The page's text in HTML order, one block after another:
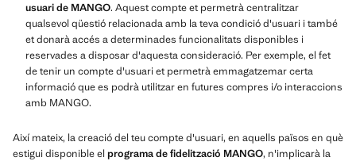
usuari de MANGO. Aquest compte et permetrà centralitzar
qualsevol qüestió relacionada amb la teva condició d'usuari i també
et donarà accés a determinades funcionalitats disponibles i
reservades a disposar d'aquesta consideració. Per exemple, el fet
de tenir un compte d'usuari et permetrà emmagatzemar certa
informació que es podrà utilitzar en futures compres i/o interaccions
amb MANGO.
Així mateix, la creació del teu compte d'usuari, en aquells països en què
estigui disponible el programa de fidelització MANGO, n'implicarà la